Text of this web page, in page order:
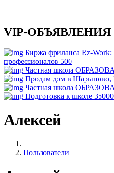
VIP-ОБЪЯВЛЕНИЯ
Биржа фриланса Rz-Work:
профессионалов 500
Частная школа
Продам дом в Шарыпово,
Частная школа
Подготовка к школе 35000
Алексей
Пользователи